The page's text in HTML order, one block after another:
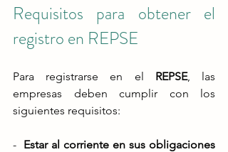
Requisitos para obtener el
registro en REPSE
Para registrarse en el REPSE, las
empresas deben cumplir con los
siguientes requisitos​:
- Estar al corriente en sus obligaciones